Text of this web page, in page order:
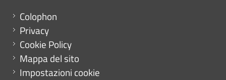
Menu footer
Colophon
Privacy
Cookie Policy
Mappa del sito
Impostazioni cookie